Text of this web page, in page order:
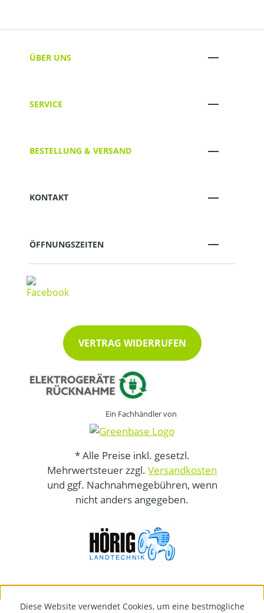
ÜBER UNS
SERVICE
BESTELLUNG & VERSAND
KONTAKT
ÖFFNUNGSZEITEN
VERTRAG WIDERRUFEN
Ein Fachhändler von
* Alle Preise inkl. gesetzl.
Mehrwertsteuer zzgl. Versandkosten
und ggf. Nachnahmegebühren, wenn
nicht anders angegeben.
Diese Website verwendet Cookies, um eine bestmögliche